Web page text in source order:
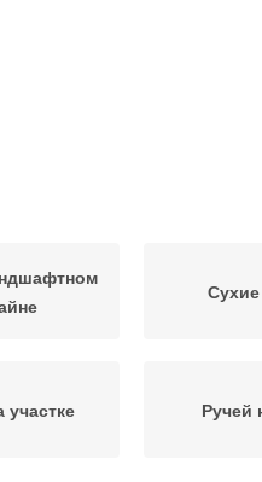
участке Ручей